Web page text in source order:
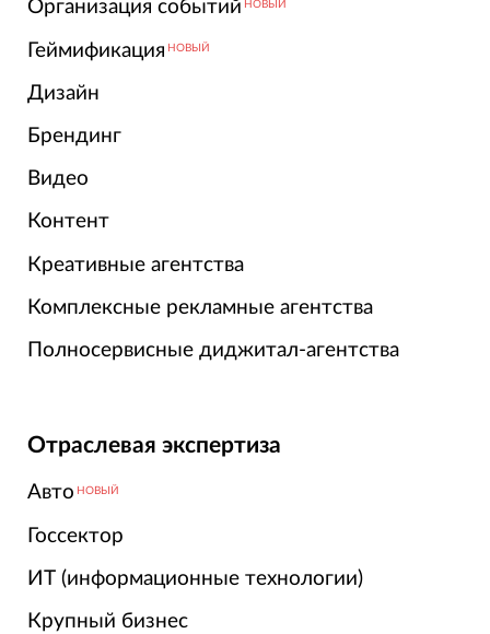
Организация событий НОВЫЙ
Геймификация НОВЫЙ
Дизайн
Брендинг
Видео
Контент
Креативные агентства
Комплексные рекламные агентства
Полносервисные диджитал-агентства
Отраслевая экспертиза
Авто НОВЫЙ
Госсектор
ИТ (информационные технологии)
Крупный бизнес